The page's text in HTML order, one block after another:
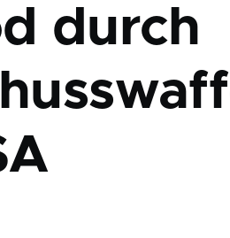
durch